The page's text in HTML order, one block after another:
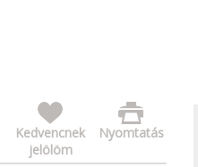
Nyomtatás
Kedvencnek
jelölöm